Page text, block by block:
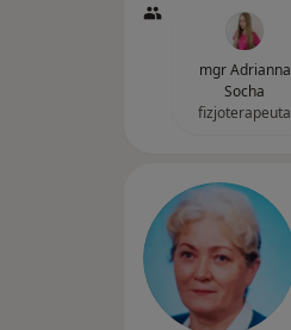
mgr Adrianna
Socha
fizjoterapeuta